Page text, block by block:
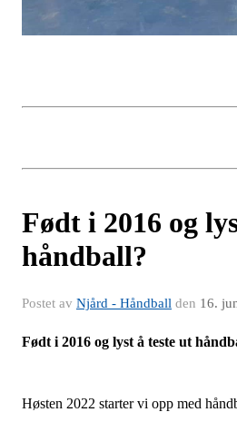
Født i 2016 og
håndball?
Postet av Njård - Håndball den 16.
Født i 2016 og lyst å teste ut
Høsten 2022 starter vi opp med